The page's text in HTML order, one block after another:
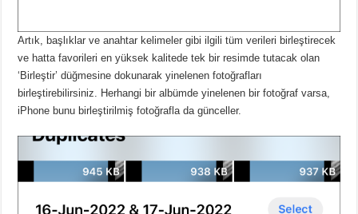
Artık, başlıklar ve anahtar kelimeler gibi ilgili tüm verileri birleştirecek
ve hatta favorileri en yüksek kalitede tek bir resimde tutacak olan
‘Birleştir’ düğmesine dokunarak yinelenen fotoğrafları
birleştirebilirsiniz. Herhangi bir albümde yinelenen bir fotoğraf varsa,
iPhone bunu birleştirilmiş fotoğrafla da günceller.